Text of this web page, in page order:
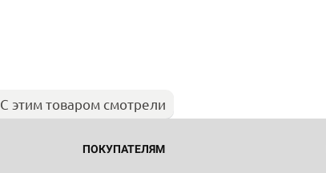
С этим товаром смотрели
ПОКУПАТЕЛЯМ